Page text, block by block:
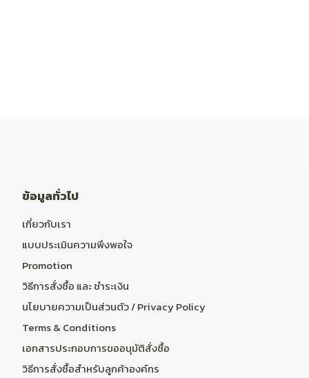
ข้อมูลทั่วไป
เกี่ยวกับเรา
แบบประเมินความพึงพอใจ
Promotion
วิธีการสั่งซื้อ และ ชำระเงิน
นโยบายความเป็นส่วนตัว / Privacy Policy
Terms & Conditions
เอกสารประกอบการขออนุมัติสั่งซื้อ
วิธีการสั่งซื้อสำหรับลูกค้าองค์กร